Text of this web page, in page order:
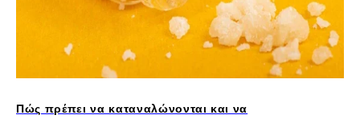
Πώς πρέπει να καταναλώνονται και να